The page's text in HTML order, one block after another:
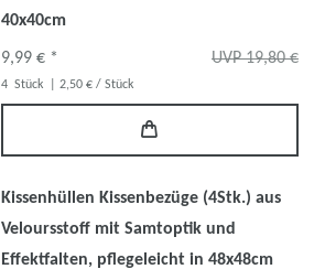
40x40cm
UVP 19,80 €
9,99 € *
4 Stück | 2,50 € / Stück
Kissenhüllen Kissenbezüge (4Stk.) aus
Veloursstoff mit Samtoptik und
Effektfalten, pflegeleicht in 48x48cm